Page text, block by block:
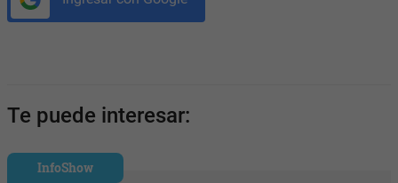
Te puede interesar:
InfoShow